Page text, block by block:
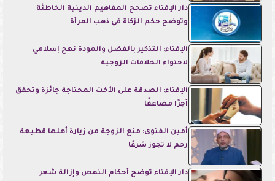
دار الإفتاء تصحح المفاهيم الدينية الخاطئة
وتوضح حكم الزكاة في ذهب المرأة
الإفتاء: التذكير بالفضل والمودة نهج إسلامي
لاحتواء الخلافات الزوجية
الإفتاء: الصدقة على الأخت المحتاجة جائزة وتحقق
أجرًا مضاعفًا
أمين الفتوى: منع الزوجة من زيارة أهلها قطيعة
رحم لا تجوز شرعًا
دار الإفتاء توضح أحكام النمص وإزالة شعر